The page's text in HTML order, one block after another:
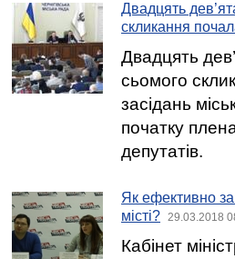
Двадцять
скликання
Двадцять
сьомого
засідань
початку
депутатів.
Як ефективно
місті?
29.03.2018
Кабінет